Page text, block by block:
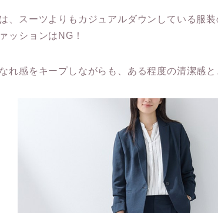
、スーツよりもカジュアルダウンしている服
ッションはNG！
れ感をキープしながらも、ある程度の清潔感と